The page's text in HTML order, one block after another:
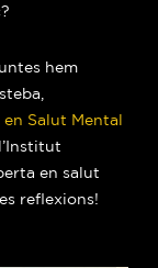
hem
Salut Mental
en salut
reflexions!